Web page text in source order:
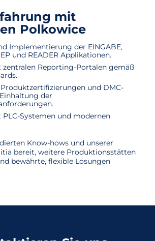
mit
Polkowice
Implementierung der EINGABE,
und READER Applikationen.
Reporting-Portalen gemäß
und DMC-
der
Systemen und modernen
Know-hows und unserer
bereit, weitere Produktionsstätten
bewährte, flexible Lösungen